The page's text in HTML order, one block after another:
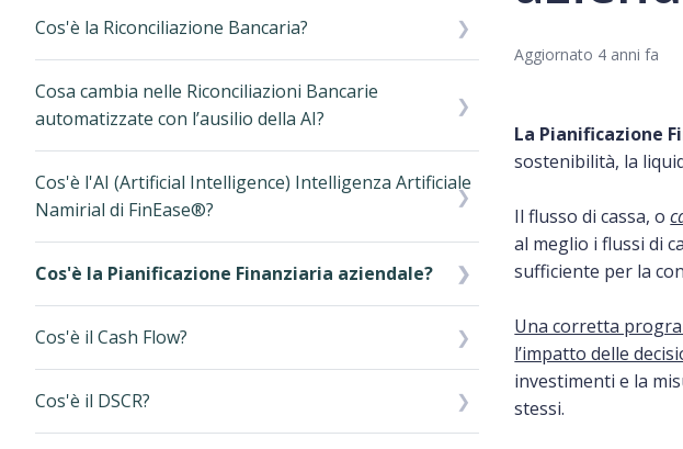
Cos'è la Riconciliazione Bancaria?
Cosa cambia nelle Riconciliazioni Bancarie
automatizzate con l’ausilio della AI?
Cos'è l'AI (Artificial Intelligence) Intelligenza Artificiale
Namirial di FinEase®?
Cos'è la Pianificazione Finanziaria aziendale?
Cos'è il Cash Flow?
Cos'è il DSCR?
Aggiornato 4 anni fa
La Pianificazione
sostenibilità, la
Il flusso di cassa, o
al meglio i flussi di
sufficiente per la
Una corretta
l’impatto delle
investimenti e la
stessi.